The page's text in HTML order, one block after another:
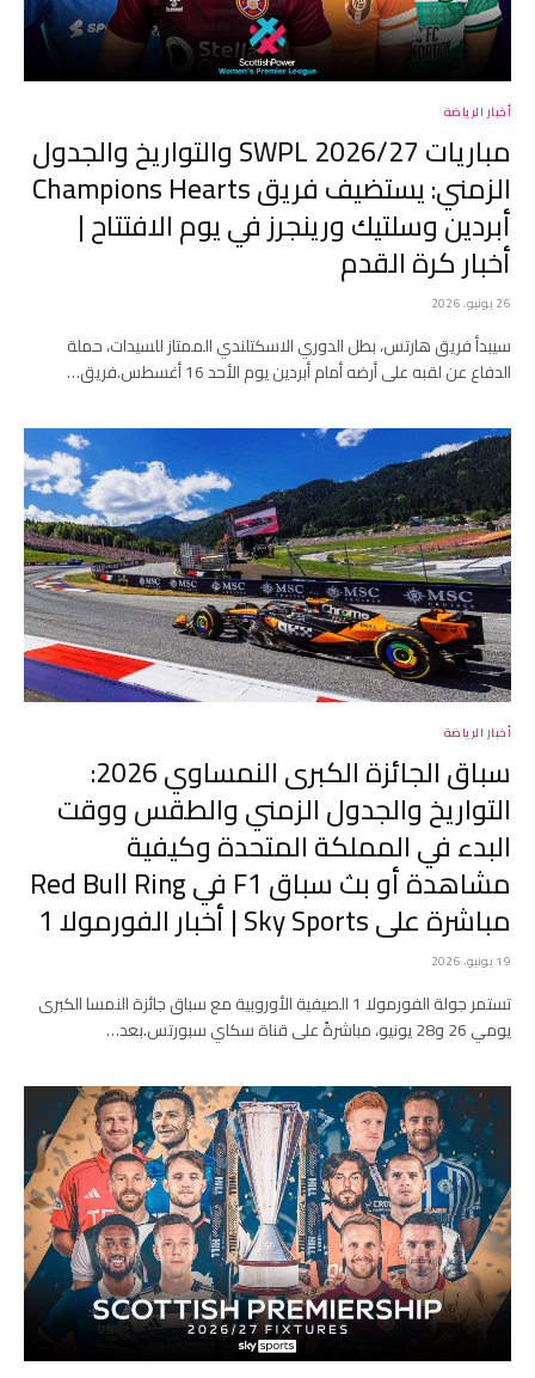
أخبار الرياضة
مباريات SWPL 2026/27 والتواريخ والجدول
الزمني: يستضيف فريق Champions Hearts
أبردين وسلتيك ورينجرز في يوم الافتتاح |
أخبار كرة القدم
26 يونيو، 2026
سيبدأ فريق هارتس، بطل الدوري الاسكتلندي الممتاز للسيدات، حملة
الدفاع عن لقبه على أرضه أمام أبردين يوم الأحد 16 أغسطس.فريق…
أخبار الرياضة
سباق الجائزة الكبرى النمساوي 2026:
التواريخ والجدول الزمني والطقس ووقت
البدء في المملكة المتحدة وكيفية
مشاهدة أو بث سباق F1 في Red Bull Ring
مباشرة على Sky Sports | أخبار الفورمولا 1
19 يونيو، 2026
تستمر جولة الفورمولا 1 الصيفية الأوروبية مع سباق جائزة النمسا الكبرى
يومي 26 و28 يونيو، مباشرةً على قناة سكاي سبورتس.بعد…